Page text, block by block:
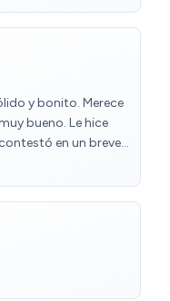
y bonito. Merece
bueno. Le hice
en un breve
la entrega ambos.